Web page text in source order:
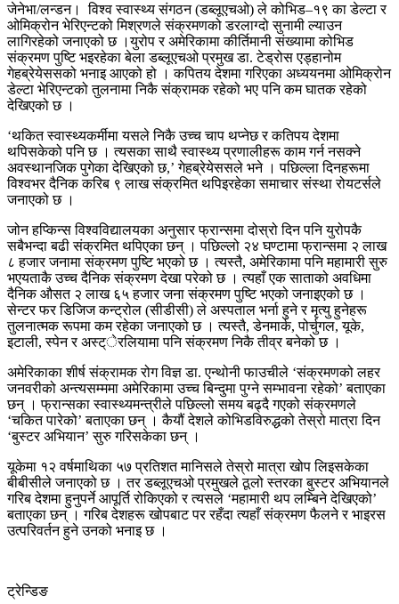
जेनेभा/लन्डन। विश्व स्वास्थ्य संगठन (डब्लूएचओ) ले कोभिड–१९ का डेल्टा र
ओमिक्रोन भेरिएन्टको मिश्रणले संक्रमणको डरलाग्दो सुनामी ल्याउन
लागिरहेको जनाएको छ ।युरोप र अमेरिकामा कीर्तिमानी संख्यामा कोभिड
संक्रमण पुष्टि भइरहेका बेला डब्लूएचओ प्रमुख डा. टेड्रोस एड्हानोम
गेहब्रेयेससको भनाइ आएको हो । कपितय देशमा गरिएका अध्ययनमा ओमिक्रोन
डेल्टा भेरिएन्टको तुलनामा निकै संक्रामक रहेको भए पनि कम घातक रहेको
देखिएको छ ।
‘थकित स्वास्थ्यकर्मीमा यसले निकै उच्च चाप थप्नेछ र कतिपय देशमा
थपिसकेको पनि छ । त्यसका साथै स्वास्थ्य प्रणालीहरू काम गर्न नसक्ने
अवस्थानजिक पुगेका देखिएको छ,’ गेहब्रेयेससले भने । पछिल्ला दिनहरूमा
विश्वभर दैनिक करिब ९ लाख संक्रमित थपिइरहेका समाचार संस्था रोयटर्सले
जनाएको छ ।
जोन हप्किन्स विश्वविद्यालयका अनुसार फ्रान्समा दोस्रो दिन पनि युरोपकै
सबैभन्दा बढी संक्रमित थपिएका छन् । पछिल्लो २४ घण्टामा फ्रान्समा २ लाख
८ हजार जनामा संक्रमण पुष्टि भएको छ । त्यस्तै, अमेरिकामा पनि महामारी सुरु
भएयताकै उच्च दैनिक संक्रमण देखा परेको छ । त्यहाँ एक साताको अवधिमा
दैनिक औसत २ लाख ६५ हजार जना संक्रमण पुष्टि भएको जनाइएको छ ।
सेन्टर फर डिजिज कन्ट्रोल (सीडीसी) ले अस्पताल भर्ना हुने र मृत्यु हुनेहरू
तुलनात्मक रूपमा कम रहेका जनाएको छ । त्यस्तै, डेनमार्क, पोर्चुगल, यूके,
इटाली, स्पेन र अस्ट्ेरलियामा पनि संक्रमण निकै तीव्र बनेको छ ।
अमेरिकाका शीर्ष संक्रामक रोग विज्ञ डा. एन्थोनी फाउचीले ‘संक्रमणको लहर
जनवरीको अन्त्यसम्ममा अमेरिकामा उच्च बिन्दुमा पुग्ने सम्भावना रहेको’ बताएका
छन् । फ्रान्सका स्वास्थ्यमन्त्रीले पछिल्लो समय बढ्दै गएको संक्रमणले
‘चकित पारेको’ बताएका छन् । कैयौं देशले कोभिडविरुद्धको तेस्रो मात्रा दिन
‘बुस्टर अभियान’ सुरु गरिसकेका छन् ।
यूकेमा १२ वर्षमाथिका ५७ प्रतिशत मानिसले तेस्रो मात्रा खोप लिइसकेका
बीबीसीले जनाएको छ । तर डब्लूएचओ प्रमुखले ठूलो स्तरका बुस्टर अभियानले
गरिब देशमा हुनुपर्ने आपूर्ति रोकिएको र त्यसले ‘महामारी थप लम्बिने देखिएको’
बताएका छन् । गरिब देशहरू खोपबाट पर रहँदा त्यहाँ संक्रमण फैलने र भाइरस
उत्परिवर्तन हुने उनको भनाइ छ ।
ट्रेन्डिङ